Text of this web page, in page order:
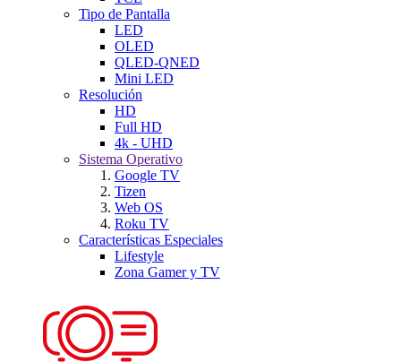
Tipo de Pantalla
LED
OLED
QLED-QNED
Mini LED
Resolución
HD
Full HD
4k - UHD
Sistema Operativo
Google TV
Tizen
Web OS
Roku TV
Características Especiales
Lifestyle
Zona Gamer y TV